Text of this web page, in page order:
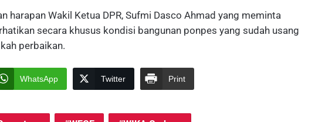
harapan Wakil Ketua DPR, Sufmi Dasco Ahmad yang meminta
secara khusus kondisi bangunan ponpes yang sudah usang
perbaikan.
WhatsApp Twitter Print